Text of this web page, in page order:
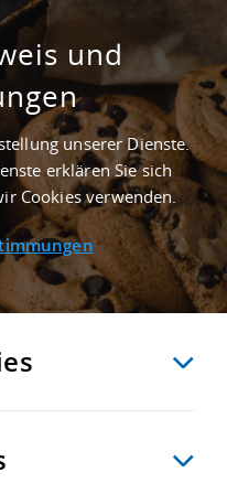
IN GROSS K
A 10 - L
EXPORT PDF
und
unserer Dienste.
erklären Sie sich
Cookies verwenden.